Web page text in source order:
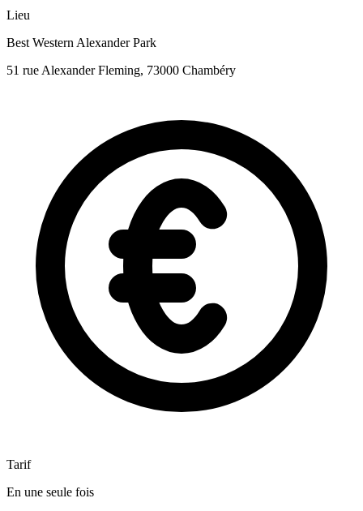
Lieu
Best Western Alexander Park
51 rue Alexander Fleming, 73000 Chambéry
Tarif
En une seule fois